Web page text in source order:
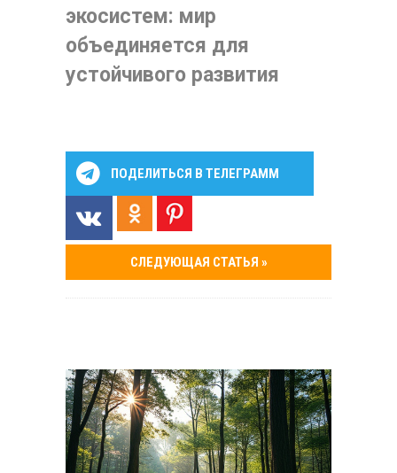
экосистем: мир
объединяется для
устойчивого развития
ПОДЕЛИТЬСЯ В ТЕЛЕГРАММ
СЛЕДУЮЩАЯ СТАТЬЯ »